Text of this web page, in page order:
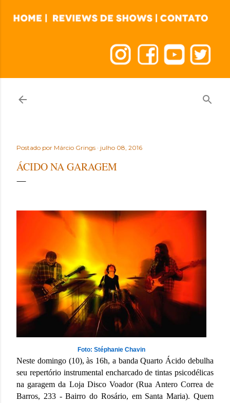
Postado por Márcio Grings julho 08, 2016
ÁCIDO NA GARAGEM
Foto: Stéphanie Chavin
Neste domingo (10), às 16h, a banda Quarto Ácido debulha
seu repertório instrumental encharcado de tintas psicodélicas
na garagem da Loja Disco Voador (Rua Antero Correa de
Barros, 233 - Bairro do Rosário, em Santa Maria). Quem